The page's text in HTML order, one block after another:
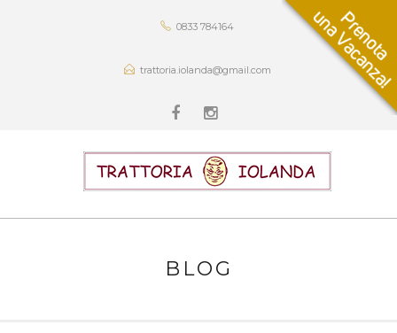
0833 784164
trattoria.iolanda@gmail.com
BLOG